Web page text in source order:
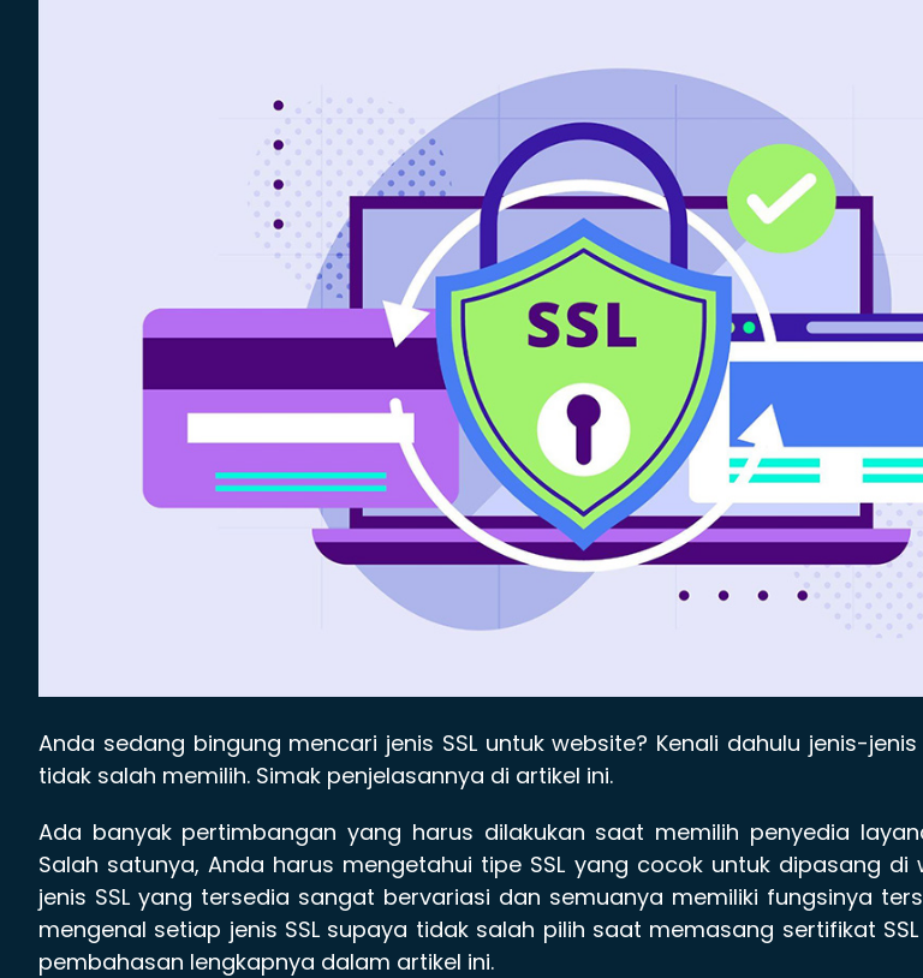
Anda sedang bingung mencari jenis SSL untuk website? Kenali dahulu jenis-jenis
tidak salah memilih. Simak penjelasannya di artikel ini.
Ada banyak pertimbangan yang harus dilakukan saat memilih penyedia
Salah satunya, Anda harus mengetahui tipe SSL yang cocok untuk dipasang di
jenis SSL yang tersedia sangat bervariasi dan semuanya memiliki fungsinya
mengenal setiap jenis SSL supaya tidak salah pilih saat memasang sertifikat
pembahasan lengkapnya dalam artikel ini.